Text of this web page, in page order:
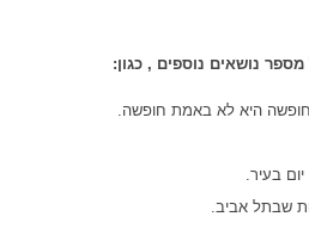
נושאים נוספים , כגון:
היא לא באמת חופשה.
בעיר.
שבתל אביב.